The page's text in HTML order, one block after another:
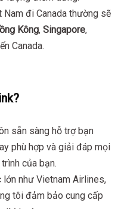
Nam đi Canada thường sẽ
Kông,Singapore,
Canada.
sẵn sàng hỗ trợ bạn
phù hợp và giải đáp mọi
của bạn.
như Vietnam Airlines,
tôi đảm bảo cung cấp